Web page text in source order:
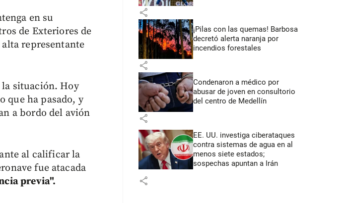
en su
de Exteriores de
representante
situación. Hoy
que ha pasado, y
a bordo del avión
al calificar la
fue atacada
previa".
share
¡Pilas con las quemas! Barbosa
decretó alerta naranja por
incendios forestales
share
Condenaron a médico por
abusar de joven en consultorio
del centro de Medellín
share
EE. UU. investiga ciberataques
contra sistemas de agua en al
menos siete estados;
sospechas apuntan a Irán
share